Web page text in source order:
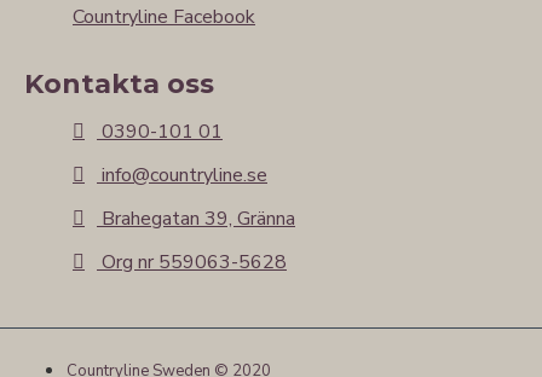
Countryline Facebook
Kontakta oss
0390-101 01
info@countryline.se
Brahegatan 39, Gränna
Org nr 559063-5628
Countryline Sweden © 2020